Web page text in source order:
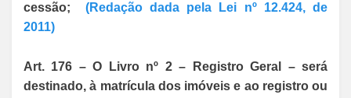
cessão; (Redação dada pela Lei nº 12.424, de
2011)
Art. 176 – O Livro nº 2 – Registro Geral – será
destinado, à matrícula dos imóveis e ao registro ou